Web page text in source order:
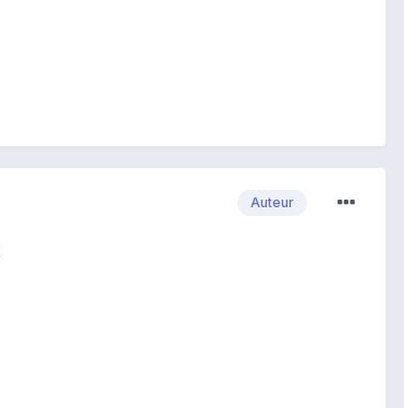
Auteur